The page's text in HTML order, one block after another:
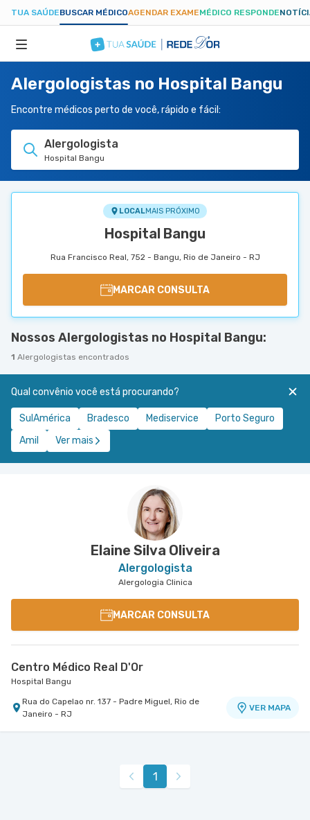
TUA SAÚDEBUSCAR MÉDICOAGENDAR EXAMEMÉDICO RESPONDE
ESPECIALIDADES
HOSPITAIS
TUASAUDE.COM
Alergologistas no Hospital Bangu
Encontre médicos perto de você, rápido e fácil:
Alergologista
Hospital Bangu
LOCALMAIS PRÓXIMO
Hospital Bangu
Rua Francisco Real, 752 - Bangu, Rio de Janeiro - RJ
MARCAR CONSULTA
Nossos Alergologistas no Hospital Bangu:
1 Alergologistas encontrados
Qual convênio você está procurando?
SulAmérica Bradesco Mediservice
Porto Seguro
Amil
Ver mais
Elaine Silva Oliveira
Alergologista
Alergologia Clinica
MARCAR CONSULTA
Centro Médico Real D'Or
Hospital Bangu
Rua do Capelao nr. 137 - Padre Miguel, Rio de
Janeiro - RJ
VER MAPA
1